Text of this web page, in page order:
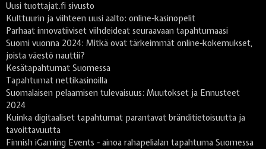
Uusi tuottajat.fi sivusto
Kulttuurin ja viihteen uusi aalto: online-kasinopelit
Parhaat innovatiiviset viihdeideat seuraavaan tapahtumaasi
Suomi vuonna 2024: Mitkä ovat tärkeimmät online-kokemukset,
joista väestö nauttii?
Kesätapahtumat Suomessa
Tapahtumat nettikasinoilla
Suomalaisen pelaamisen tulevaisuus: Muutokset ja Ennusteet
2024
Kuinka digitaaliset tapahtumat parantavat bränditietoisuutta ja
tavoittavuutta
Finnish iGaming Events - ainoa rahapelialan tapahtuma Suomessa